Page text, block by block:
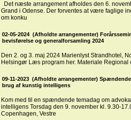
Det næste arrangement afholdes den 6.
Grand i Odense. Der forventes at være faglige
om konku
02-05-2024 (Afholdte arrangementer)
bevisførelse og generalforsamling 2024
Den 2. og 3. maj 2024 Marienlyst Strandhotel,
Helsingør Læs program her. Materiale Regional
09-11-2023 (Afholdte arrangementer)
brug af kunstig intelligens
Kom med til en spændende temadag om
intelligens Torsdag den 9. november kl. 9.30-
Copenhagen, Vestre